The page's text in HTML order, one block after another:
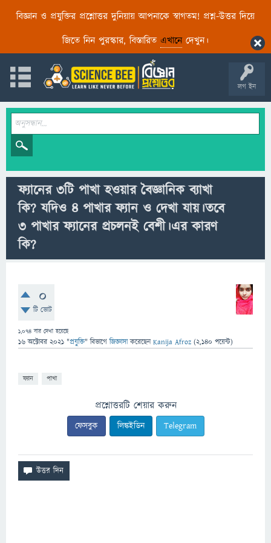
বিজ্ঞান ও প্রযুক্তির প্রশ্নোত্তর দুনিয়ায় আপনাকে স্বাগতম! প্রশ্ন-উত্তর দিয়ে
জিতে নিন পুরস্কার, বিস্তারিত এখানেদেখুন।
লগ ইন
ফ্যানের ৩টি পাখা হওয়ার বৈজ্ঞানিক ব্যাখা
কি? যদিও ৪ পাখার ফ্যান ও দেখা যায়।তবে
৩ পাখার ফ্যানের প্রচলনই বেশী।এর কারণ
কি?
0
টি ভোট
1,074 বার দেখা হয়েছে
16 অক্টোবর 2021 "প্রযুক্তি" বিভাগে জিজ্ঞাসাকরেছেনKanija Afroz (2,140 পয়েন্ট)
ফ্যান পাখা
প্রশ্নোত্তরটি শেয়ার করুন
ফেসবুক লিঙ্কইডিন Telegram